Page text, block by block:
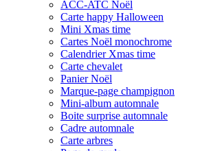
ACC-ATC Noël
Carte happy Halloween
Mini Xmas time
Cartes Noël monochrome
Calendrier Xmas time
Carte chevalet
Panier Noël
Marque-page champignon
Mini-album automnale
Boite surprise automnale
Cadre automnale
Carte arbres